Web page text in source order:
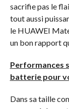
sacrifie pas le
tout aussi
le HUAWEI
un bon rapport
Performances
batterie pour
Dans sa taille